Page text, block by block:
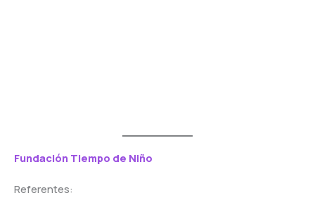
Fundación Tiempo de Niño
Referentes: